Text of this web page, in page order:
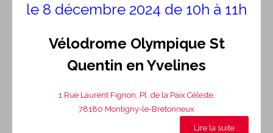
le 8 décembre 2024 de 10h à 11h
Vélodrome Olympique St
Quentin en Yvelines
1 Rue Laurent Fignon, Pl. de la Paix Céleste,
78180 Montigny-le-Bretonneux
Lire la suite